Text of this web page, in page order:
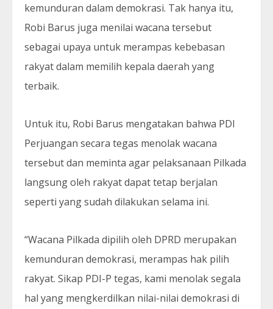
kemunduran dalam demokrasi. Tak hanya itu,
Robi Barus juga menilai wacana tersebut
sebagai upaya untuk merampas kebebasan
rakyat dalam memilih kepala daerah yang
terbaik.
Untuk itu, Robi Barus mengatakan bahwa PDI
Perjuangan secara tegas menolak wacana
tersebut dan meminta agar pelaksanaan Pilkada
langsung oleh rakyat dapat tetap berjalan
seperti yang sudah dilakukan selama ini.
“Wacana Pilkada dipilih oleh DPRD merupakan
kemunduran demokrasi, merampas hak pilih
rakyat. Sikap PDI-P tegas, kami menolak segala
hal yang mengkerdilkan nilai-nilai demokrasi di